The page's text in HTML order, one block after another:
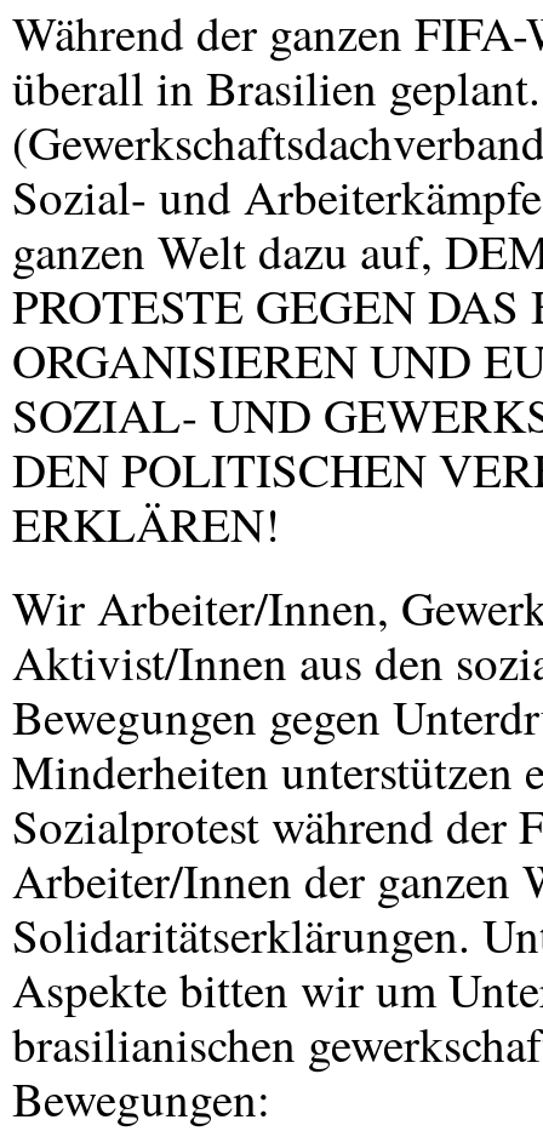
Während der ganzen FIFA-
überall in Brasilien
Sozial- und
ganzen Welt dazu auf,
PROTESTE GEGENDAS
ORGANISIERENUND
SOZIAL- UND
DENPOLITISCHEN
ERKLÄREN!
Wir Arbeiter/Innen,
Aktivist/Innen aus den
Bewegungen gegen
Minderheiten
Sozialprotest während der
Arbeiter/Innen der ganzen
Solidaritätserklärungen.
Aspekte bitten wir um
brasilianischen
Bewegungen: